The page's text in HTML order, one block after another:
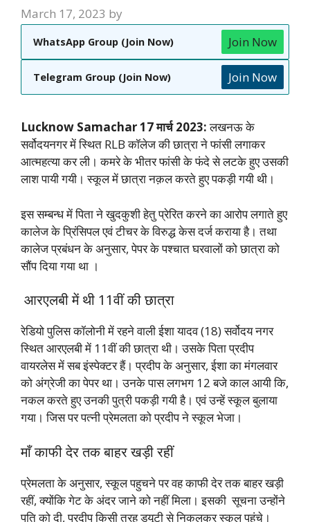
March 17, 2023 by
WhatsApp Group (Join Now) Join Now
Telegram Group (Join Now) Join Now
Lucknow Samachar 17 मार्च 2023:लखनऊ के
सर्वोदयनगर में स्थित RLB कॉलेज की छात्रा ने फांसी लगाकर
आत्महत्या कर ली। कमरे के भीतर फांसी के फंदे से लटके हुए उसकी
लाश पायी गयी। स्कूल में छात्रा नक़ल करते हुए पकड़ी गयी थी।
इस सम्बन्ध में पिता ने खुदकुशी हेतु प्रेरित करने का आरोप लगाते हुए
कालेज के प्रिंसिपल एवं टीचर के विरुद्ध केस दर्ज कराया है। तथा
कालेज प्रबंधन के अनुसार, पेपर के पश्चात घरवालों को छात्रा को
सौंप दिया गया था ।
आरएलबी में थी 11वीं की छात्रा
रेडियो पुलिस कॉलोनी में रहने वाली ईशा यादव (18) सर्वोदय नगर
स्थित आरएलबी में 11वीं की छात्रा थी। उसके पिता प्रदीप
वायरलेस में सब इंस्पेक्टर हैं।प्रदीप के अनुसार, ईशा का मंगलवार
को अंग्रेजी का पेपर था। उनके पास लगभग 12 बजे काल आयी कि,
नकल करते हुए उनकी पुत्री पकड़ी गयी है। एवं उन्हें स्कूल बुलाया
गया। जिस पर पत्नी प्रेमलता को प्रदीप ने स्कूल भेजा।
माँ काफी देर तक बाहर खड़ी रहीं
प्रेमलता के अनुसार, स्कूल पहुचने पर वह काफी देर तक बाहर खड़ी
रहीं, क्योंकि गेट के अंदर जाने को नहीं मिला। इसकी सूचना उन्होंने
पति को दी, प्रदीप किसी तरह डयूटी से निकलकर स्कूल पहुंचे।